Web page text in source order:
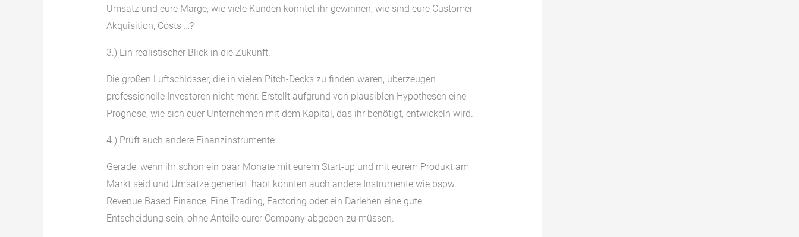
Umsatz und eure Marge, wie viele Kunden konntet ihr gewinnen, wie sind eure Customer
Akquisition, Costs …?
3.) Ein realistischer Blick in die Zukunft.
Die großen Luftschlösser, die in vielen Pitch-Decks zu finden waren, überzeugen
professionelle Investoren nicht mehr. Erstellt aufgrund von plausiblen Hypothesen eine
Prognose, wie sich euer Unternehmen mit dem Kapital, das ihr benötigt, entwickeln wird.
4.) Prüft auch andere Finanzinstrumente.
Gerade, wenn ihr schon ein paar Monate mit eurem Start-up und mit eurem Produkt am
Markt seid und Umsätze generiert, habt könnten auch andere Instrumente wie bspw.
Revenue Based Finance, Fine Trading, Factoring oder ein Darlehen eine gute
Entscheidung sein, ohne Anteile eurer Company abgeben zu müssen.